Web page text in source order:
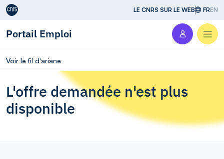
Aller au contenu LE CNRS SUR LE WEB FREN
Portail Emploi
Voir le fil d'ariane
L'offre demandée n'est plus
disponible